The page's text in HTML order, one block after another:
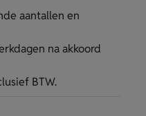
aantallen en
na akkoord
BTW.